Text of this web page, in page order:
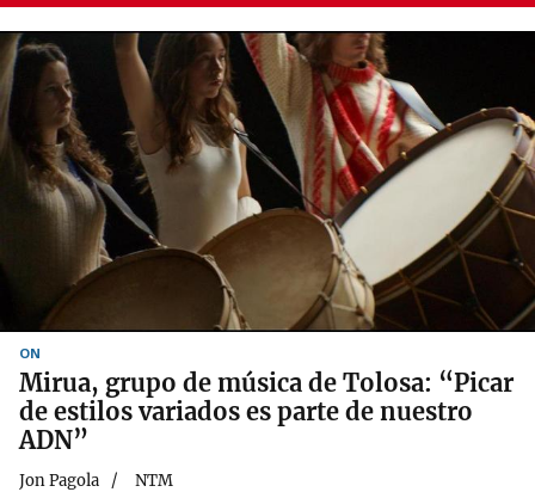
ON
Mirua, grupo de música de Tolosa: “Picar
de estilos variados es parte de nuestro
ADN”
Jon Pagola NTM